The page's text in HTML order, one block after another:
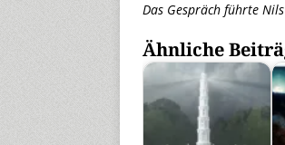
Das Gespräch führte
Ähnliche